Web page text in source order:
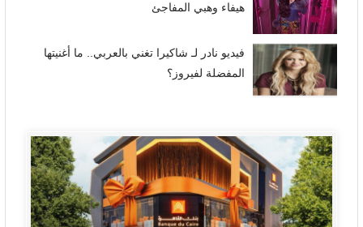
هيفاء وهبي المفاجئ
فيديو نادر لـ شاكيرا تغني بالعربي.. ما أغنيتها
المفضلة لفيروز؟